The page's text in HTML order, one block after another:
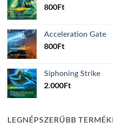
800Ft
Acceleration Gate
800Ft
Siphoning Strike
2.000Ft
LEGNÉPSZERŰBB